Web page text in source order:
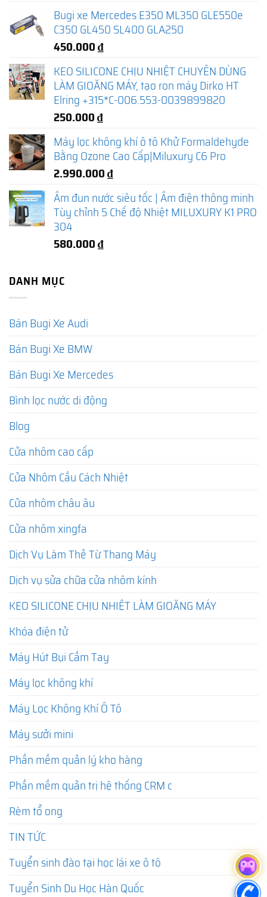
Bugi xe Mercedes E350 ML350 GLE550e
C350 GL450 SL400 GLA250
450.000₫
KEO SILICONE CHỊU NHIỆT CHUYÊN DÙNG
LÀM GIOĂNG MÁY, tạo ron máy Dirko HT
Elring +315*C-006.553-0039899820
250.000₫
Máy lọc không khí ô tô Khử Formaldehyde
Bằng Ozone Cao Cấp|Miluxury C6 Pro
2.990.000₫
Ấm đun nước siêu tốc | Ấm điện thông minh
Tùy chỉnh 5 Chế độ Nhiệt MILUXURY K1 PRO
304
580.000₫
DANH MỤC
Bán Bugi Xe Audi
Bán Bugi Xe BMW
Bán Bugi Xe Mercedes
Bình lọc nước di động
Blog
Cửa nhôm cao cấp
Cửa Nhôm Cầu Cách Nhiệt
Cửa nhôm châu âu
Cửa nhôm xingfa
Dịch Vụ Làm Thẻ Từ Thang Máy
Dịch vụ sửa chữa cửa nhôm kính
KEO SILICONE CHỊU NHIỆT LÀM GIOĂNG MÁY
Khóa điện tử
Máy Hút Bụi Cầm Tay
Máy lọc không khí
Máy Lọc Không Khí Ô Tô
Máy sưởi mini
Phần mềm quản lý kho hàng
Phần mềm quản trị hệ thống CRM c
Rèm tổ ong
TIN TỨC
Tuyển sinh đào tại học lái xe ô tô
Tuyển Sinh Du Học Hàn Quốc